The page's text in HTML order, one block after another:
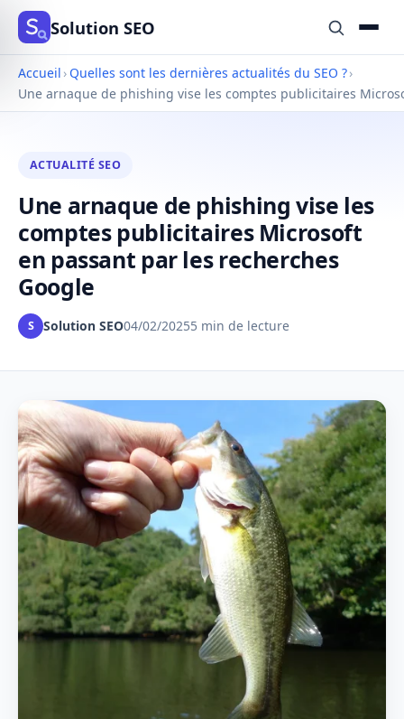
Solution SEO
Accueil › Quelles sont les dernières actualités du SEO ?›
Une arnaque de phishing vise les comptes publicitaires
ACTUALITÉ SEO
Une arnaque de phishing vise les
comptes publicitaires Microsoft
en passant par les recherches
Google
S Solution SEO04/02/20255 min de lecture